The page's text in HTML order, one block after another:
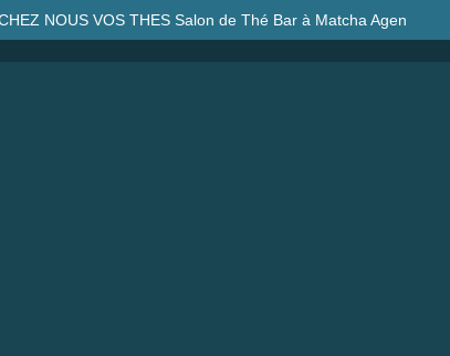
NOUS VOS THES Salon de Thé Bar à Matcha Agen